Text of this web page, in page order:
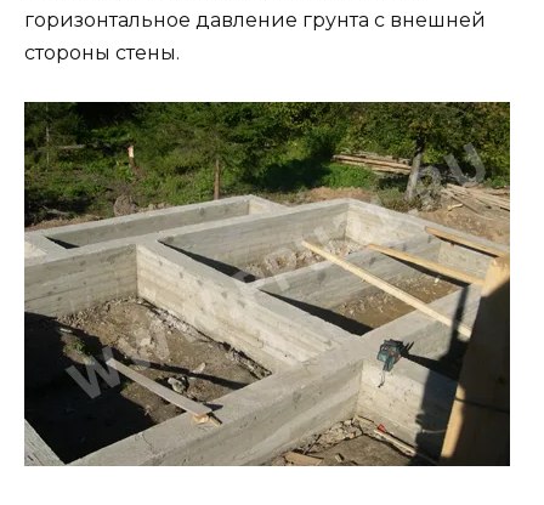
горизонтальное давление грунта с внешней
стороны стены.